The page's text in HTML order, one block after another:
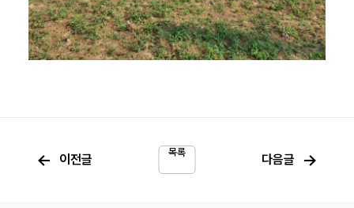
목록
← 이전글 다음글 →